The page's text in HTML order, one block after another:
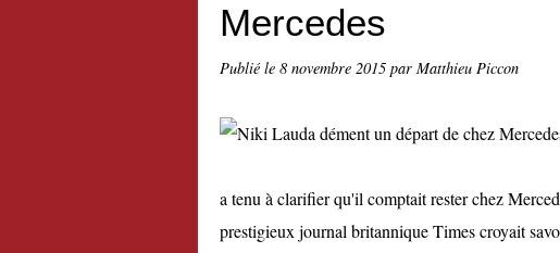
Mercedes
Publié le 8 novembre 2015 par Matthieu Piccon
a tenu à clarifier qu'il comptait rester chez
prestigieux journal britannique Times croyait